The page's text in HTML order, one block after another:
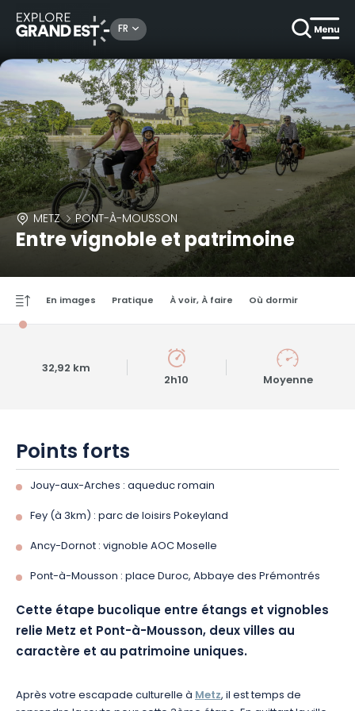
FR
METZ PONT-À-MOUSSON
Entre vignoble et patrimoine
En images Pratique À voir, À faire Où dormir
32,92 km
2h10 Moyenne
Points forts
Jouy-aux-Arches : aqueduc romain
Fey (à 3km) : parc de loisirs Pokeyland
Ancy-Dornot : vignoble AOC Moselle
Pont-à-Mousson : place Duroc, Abbaye des Prémontrés
Cette étape bucolique entre étangs et vignobles
relie Metz et Pont-à-Mousson, deux villes au
caractère et au patrimoine uniques.
Après votre escapade culturelle àMetz, il est temps de